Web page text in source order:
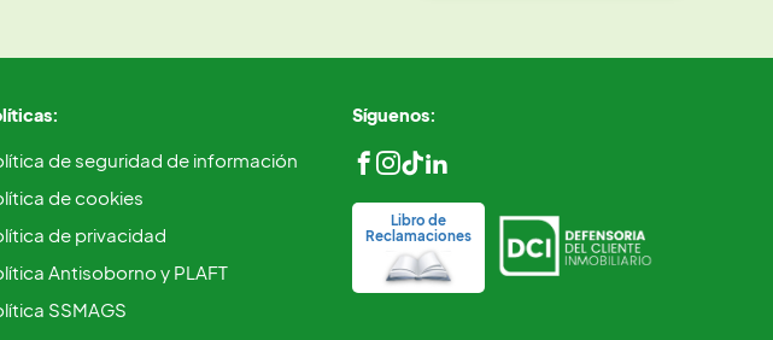
de seguridad de información
de cookies
de privacidad
Antisoborno y PLAFT
SSMAGS
Síguenos:
Libro de
Reclamaciones